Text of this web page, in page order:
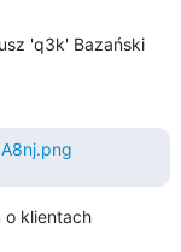
On Mon, Dec 3, 2012 at 11:28 AM, Sergiusz 'q3k' Bazański
o klientach